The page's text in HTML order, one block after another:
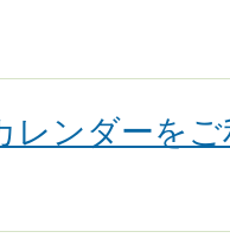
レンダーを